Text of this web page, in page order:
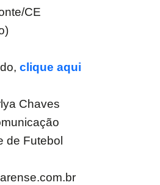
CE
clique aqui
Chaves
de Futebol